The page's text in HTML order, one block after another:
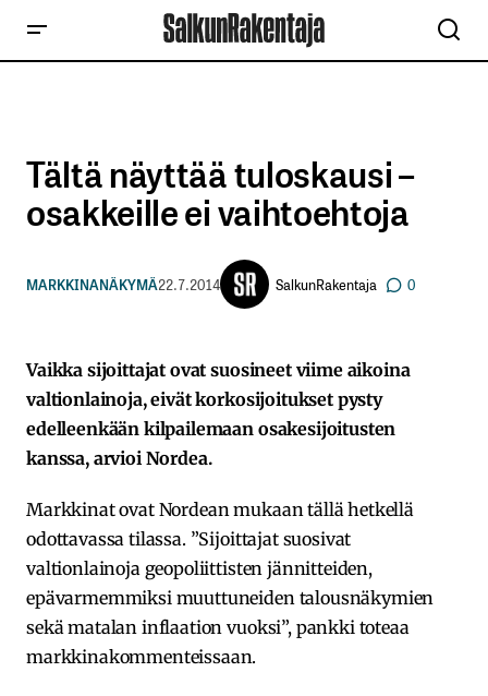
Tältä näyttää tuloskausi –
osakkeille ei vaihtoehtoja
MARKKINANÄKYMÄ22.7.2014 SalkunRakentaja 0
Vaikka sijoittajat ovat suosineet viime aikoina
valtionlainoja, eivät korkosijoitukset pysty
edelleenkään kilpailemaan osakesijoitusten
kanssa, arvioi Nordea.
Markkinat ovat Nordean mukaan tällä hetkellä
odottavassa tilassa. ”Sijoittajat suosivat
valtionlainoja geopoliittisten jännitteiden,
epävarmemmiksi muuttuneiden talousnäkymien
sekä matalan inflaation vuoksi”, pankki toteaa
markkinakommenteissaan.